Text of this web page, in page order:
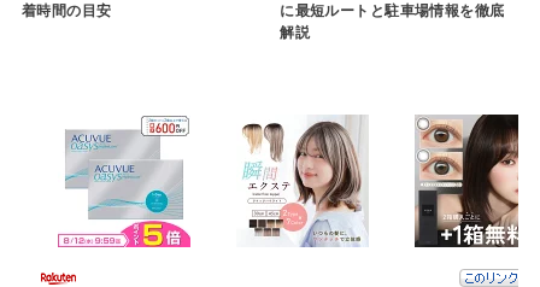
着時間の目安
に最短ルートと駐車場情報を徹底
解説